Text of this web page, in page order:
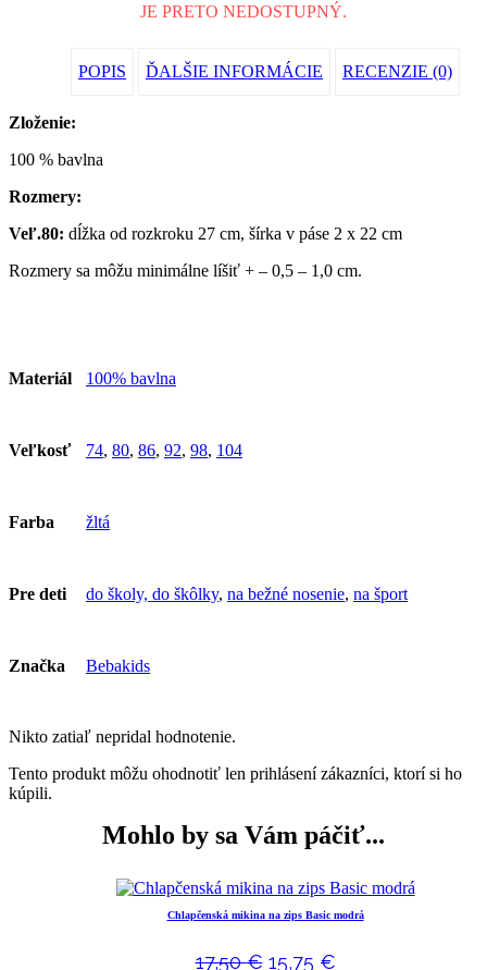
JE PRETO NEDOSTUPNÝ.
POPIS ĎALŠIE INFORMÁCIE RECENZIE (0)
Zloženie:
100 % bavlna
Rozmery:
Veľ.80: dĺžka od rozkroku 27 cm, šírka v páse 2 x 22 cm
Rozmery sa môžu minimálne líšiť + – 0,5 – 1,0 cm.
Materiál 100% bavlna
Veľkosť 74, 80, 86, 92, 98, 104
Farba žltá
Pre deti do školy, do škôlky, na bežné nosenie, na šport
Značka Bebakids
Nikto zatiaľ nepridal hodnotenie.
Tento produkt môžu ohodnotiť len prihlásení zákazníci, ktorí si ho
kúpili.
Mohlo by sa Vám páčiť...
Chlapčenská mikina na zips Basic modrá
17,50€ 15,75 €